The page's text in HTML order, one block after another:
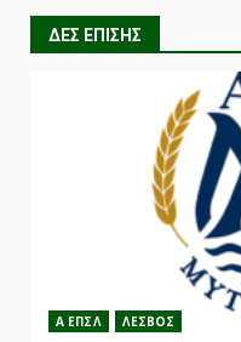
ΔΕΣ ΕΠΙΣΗΣ
Α ΕΠΣΛ ΛΕΣΒΟΣ